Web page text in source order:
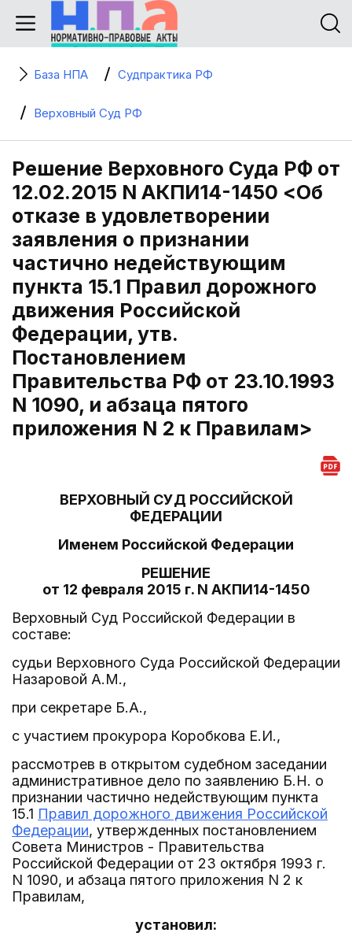
База НПА Судпрактика РФ
Верховный Суд РФ
Решение Верховного Суда РФ от
12.02.2015 N АКПИ14-1450 <Об
отказе в удовлетворении
заявления о признании
частично недействующим
пункта 15.1 Правил дорожного
движения Российской
Федерации, утв.
Постановлением
Правительства РФ от 23.10.1993
N 1090, и абзаца пятого
приложения N 2 к Правилам>
ВЕРХОВНЫЙ СУД РОССИЙСКОЙ
ФЕДЕРАЦИИ
Именем Российской Федерации
РЕШЕНИЕ
от 12 февраля 2015 г. N АКПИ14-1450
Верховный Суд Российской Федерации в
составе:
судьи Верховного Суда Российской Федерации
Назаровой А.М.,
при секретаре Б.А.,
с участием прокурора Коробкова Е.И.,
рассмотрев в открытом судебном заседании
административное дело по заявлению Б.Н. о
признании частично недействующим пункта
15.1 Правил дорожного движения Российской
Федерации, утвержденных постановлением
Совета Министров - Правительства
Российской Федерации от 23 октября 1993 г.
N 1090, и абзаца пятого приложения N 2 к
Правилам,
установил: